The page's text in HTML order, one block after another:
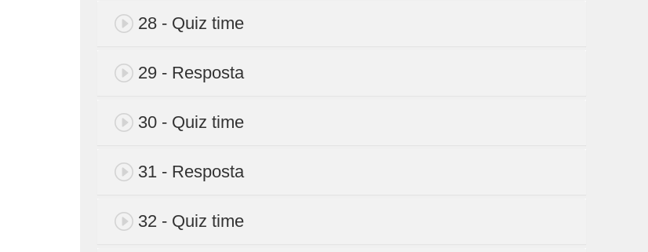
28 - Quiz time
29 - Resposta
30 - Quiz time
31 - Resposta
32 - Quiz time